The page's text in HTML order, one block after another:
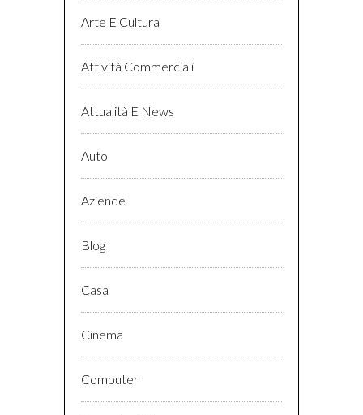
Arte E Cultura
Attività Commerciali
Attualità E News
Auto
Aziende
Blog
Casa
Cinema
Computer